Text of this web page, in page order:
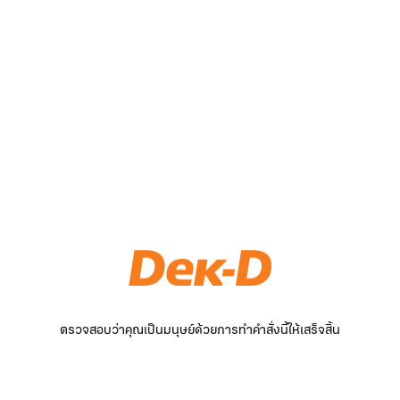
ตรวจสอบว่าคุณเป็นมนุษย์ด้วยการทำคำสั่งนี้ให้เสร็จสิ้น